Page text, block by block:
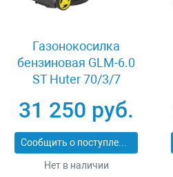
Газонокосилка
бензиновая GLM-6.0
ST Huter 70/3/7
31 250 руб.
Сообщить о поступлении
Нет в наличии